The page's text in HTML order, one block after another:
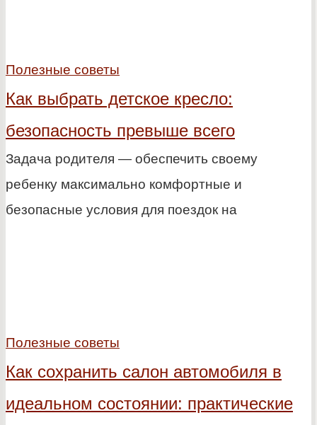
Полезные советы
Как выбрать детское кресло:
безопасность превыше всего
Задача родителя — обеспечить своему
ребенку максимально комфортные и
безопасные условия для поездок на
Полезные советы
Как сохранить салон автомобиля в
идеальном состоянии: практические